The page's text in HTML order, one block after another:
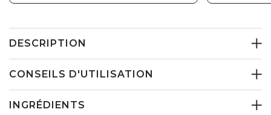
DESCRIPTION
CONSEILS D'UTILISATION
INGRÉDIENTS